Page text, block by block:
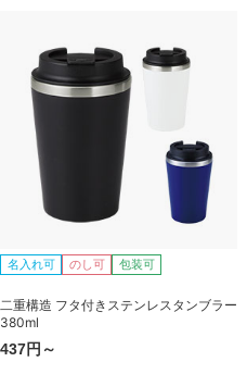
名入れ可 のし可 包装可
二重構造 フタ付きステンレスタンブラー
380ml
437円～